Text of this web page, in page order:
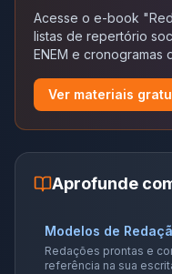
Acesse o e-book
listas de repertório
ENEM e
Ver materiais
Aprofunde
Modelos de
Redações prontas e
referência na sua